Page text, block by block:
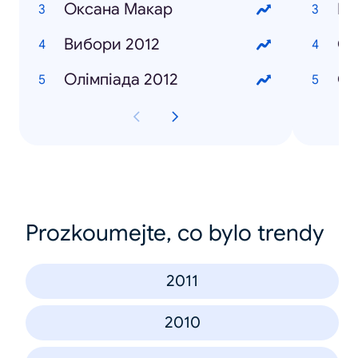
Оксана Макар
Вибори 2012
Олімпіада 2012
Prozkoumejte, co bylo trendy
2011
2010